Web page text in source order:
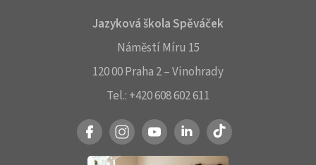
Jazyková škola Spěváček
Náměstí Míru 15
120 00 Praha 2 – Vinohrady
Tel.: +420 608 602 611